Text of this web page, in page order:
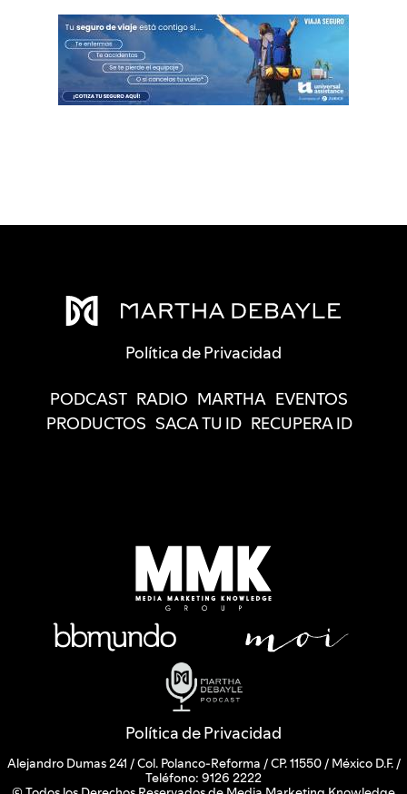
Política de Privacidad
PODCAST RADIO MARTHA EVENTOS
PRODUCTOS SACA TU ID RECUPERA ID
Política de Privacidad
Alejandro Dumas 241 / Col. Polanco-Reforma / CP. 11550 / México D.F. /
Teléfono: 9126 2222